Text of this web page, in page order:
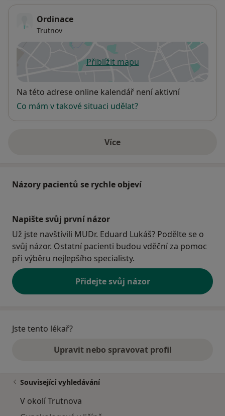
Ordinace
Trutnov
Přiblížit mapuse otevře v nové záložce
Dostupnost
Na této adrese online kalendář není aktivní
Co mám v takové situaci udělat?
Víceo adrese
Názory pacientů se rychle objeví
Napište svůj první názor
Už jste navštívili MUDr. Eduard Lukáš? Podělte se o
svůj názor. Ostatní pacienti budou vděční za pomoc
při výběru nejlepšího specialisty.
Přidejte svůj názor
Jste tento lékař?
Upravit nebo spravovat profil
Související vyhledávání
V okolí Trutnova